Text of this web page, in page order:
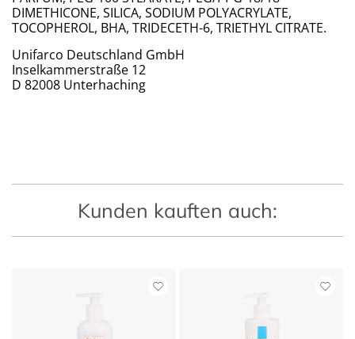
DIMETHICONE, SILICA, SODIUM POLYACRYLATE,
TOCOPHEROL, BHA, TRIDECETH-6, TRIETHYL CITRATE.
Unifarco Deutschland GmbH
Inselkammerstraße 12
D 82008 Unterhaching
Kunden kauften auch: